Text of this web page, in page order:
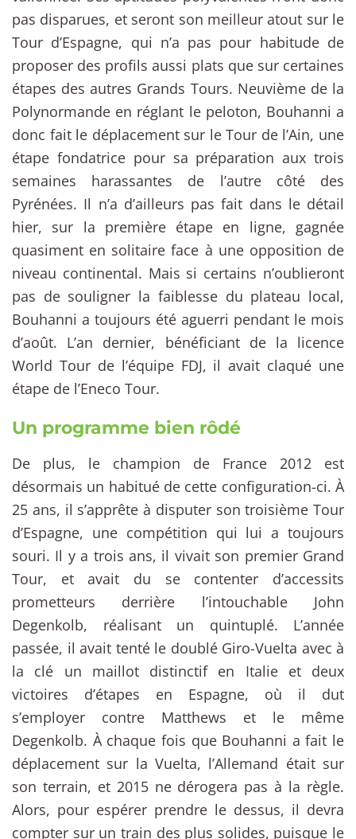
pas disparues, et seront son meilleur atout sur le
Tour d’Espagne, qui n’a pas pour habitude de
proposer des profils aussi plats que sur certaines
étapes des autres Grands Tours. Neuvième de la
Polynormande en réglant le peloton, Bouhanni a
donc fait le déplacement sur le Tour de l’Ain, une
étape fondatrice pour sa préparation aux trois
semaines harassantes de l’autre côté des
Pyrénées. Il n’a d’ailleurs pas fait dans le détail
hier, sur la première étape en ligne, gagnée
quasiment en solitaire face à une opposition de
niveau continental. Mais si certains n’oublieront
pas de souligner la faiblesse du plateau local,
Bouhanni a toujours été aguerri pendant le mois
d’août. L’an dernier, bénéficiant de la licence
World Tour de l’équipe FDJ, il avait claqué une
étape de l’Eneco Tour.
Un programme bien rôdé
De plus, le champion de France 2012 est
désormais un habitué de cette configuration-ci. À
25 ans, il s’apprête à disputer son troisième Tour
d’Espagne, une compétition qui lui a toujours
souri. Il y a trois ans, il vivait son premier Grand
Tour, et avait du se contenter d’accessits
prometteurs derrière l’intouchable John
Degenkolb, réalisant un quintuplé. L’année
passée, il avait tenté le doublé Giro-Vuelta avec à
la clé un maillot distinctif en Italie et deux
victoires d’étapes en Espagne, où il dut
s’employer contre Matthews et le même
Degenkolb. À chaque fois que Bouhanni a fait le
déplacement sur la Vuelta, l’Allemand était sur
son terrain, et 2015 ne dérogera pas à la règle.
Alors, pour espérer prendre le dessus, il devra
compter sur un train des plus solides, puisque le